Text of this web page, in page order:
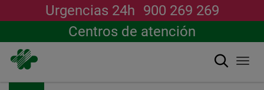
Urgencias 24h 900 269 269
Centros de atención
Buscar